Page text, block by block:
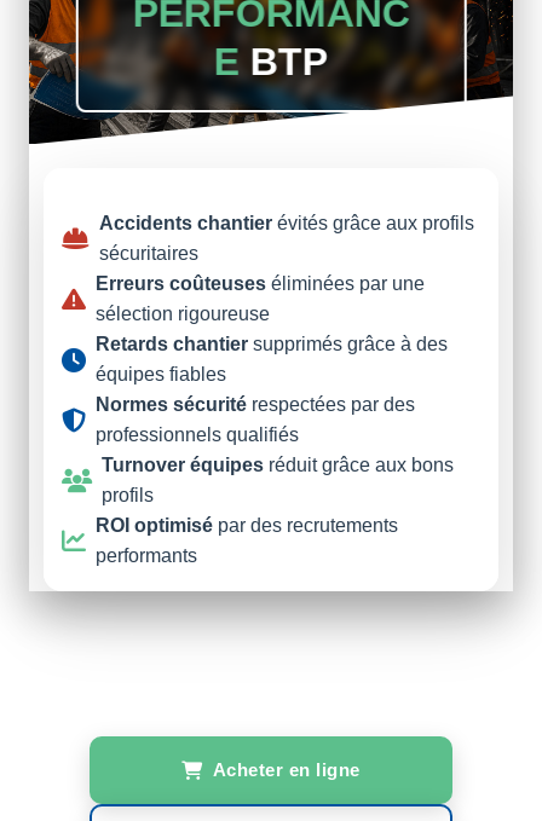
PERFORMANC
EBTP
Accidents chantier évités grâce aux profils
sécuritaires
Erreurs coûteuses éliminées par une
sélection rigoureuse
Retards chantier supprimés grâce à des
équipes fiables
Normes sécurité respectées par des
professionnels qualifiés
Turnover équipes réduit grâce aux bons
profils
ROI optimisé par des recrutements
performants
Acheter en ligne